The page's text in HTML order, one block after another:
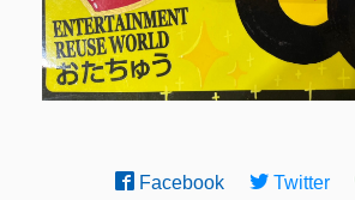
Facebook Twitter